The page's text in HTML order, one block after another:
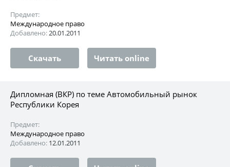
Предмет:
Международное право
Добавлено:20.01.2011
Скачать Читать online
Дипломная (ВКР) по теме Автомобильный рынок
Республики Корея
Предмет:
Международное право
Добавлено: 12.01.2011